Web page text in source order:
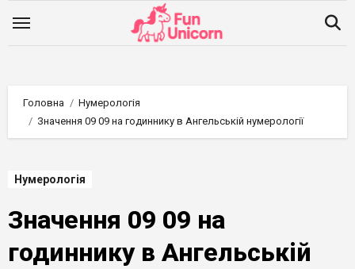
до
Головна
Нумерологія
Значення 09 09 на годиннику в Ангельській нумерології
Нумерологія
Значення 09 09 на
годиннику в Ангельській